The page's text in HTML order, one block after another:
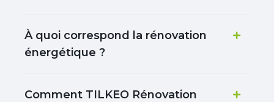
À quoi correspond la rénovation
énergétique ?
Comment TILKEO Rénovation